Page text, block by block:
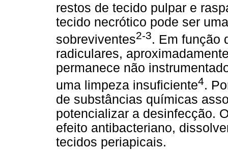
restos de tecido pulpar e
tecido necrótico pode ser
sobreviventes2-3. Em função
radiculares,
permanece não
uma limpeza insuficiente4.
de substâncias químicas
potencializar a desinfecção.
efeito antibacteriano,
tecidos periapicais.